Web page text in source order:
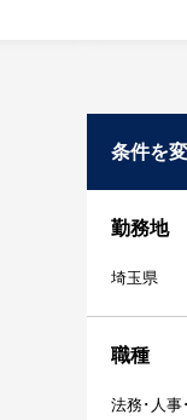
条件を
勤務地
埼玉県
職種
法務･人事